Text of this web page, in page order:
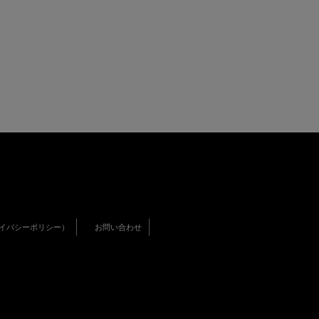
バシーポリシー） お問い合わせ